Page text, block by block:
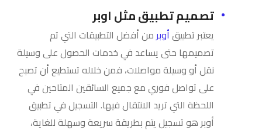
تصميم تطبيق مثل اوبر
يعتبر تطبيقأوبر من أفضل التطبيقات التي تم
تصميمها حتى يساعد في خدمات الحصول على وسيلة
نقل أو وسيلة مواصلات، فمن خلاله تستطيع أن تصبح
على تواصل فوري مع جميع السائقين المتاحين في
اللحظة التي تريد الانتقال فيها. التسجيل في تطبيق
أوبر هو تسجيل يتم بطريقة سريعة وسهلة للغاية،